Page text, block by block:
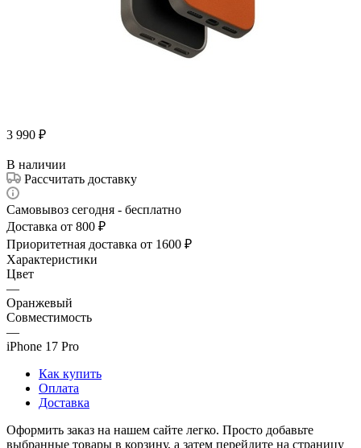
3 990 ₽
В наличии
Рассчитать доставку
Самовывоз сегодня - бесплатно
Доставка от 800 ₽
Приоритетная доставка от 1600 ₽
Характеристики
Цвет
—
Оранжевый
Совместимость
—
iPhone 17 Pro
Как купить
Оплата
Доставка
Оформить заказ на нашем сайте легко. Просто добавьте
выбранные товары в корзину, а затем перейдите на страницу